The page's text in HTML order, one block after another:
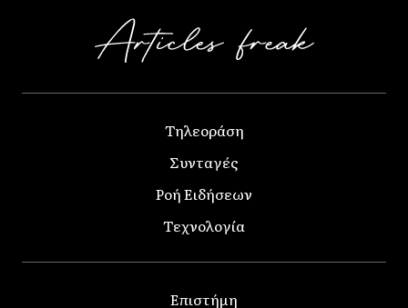
Τηλεοράση
Συνταγές
Ροή Ειδήσεων
Τεχνολογία
Επιστήμη